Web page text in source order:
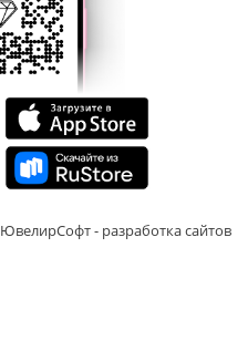
ЮвелирСофт - разработка сайтов